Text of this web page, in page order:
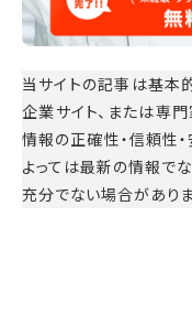
当サイトの記事は基本
企業サイト、または専
情報の正確性・信頼性
よっては最新の情報で
充分でない場合がありま